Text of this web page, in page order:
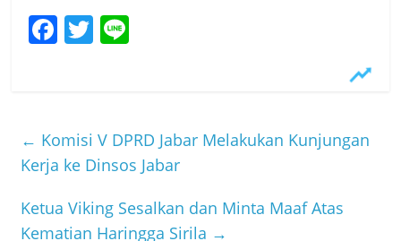
F
b
o
o
k
T
← Komisi V DPRD Jabar Melakukan Kunjungan
Kerja ke Dinsos Jabar
Ketua Viking Sesalkan dan Minta Maaf Atas
Kematian Haringga Sirila →